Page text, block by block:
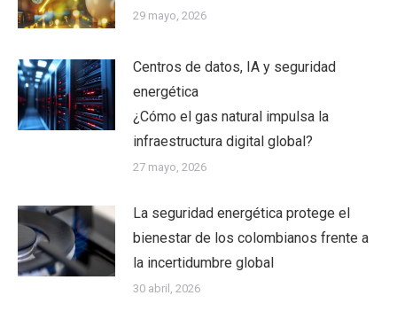
29 mayo, 2026
Centros de datos, IA y seguridad
energética
¿Cómo el gas natural impulsa la
infraestructura digital global?
27 mayo, 2026
La seguridad energética protege el
bienestar de los colombianos frente a
la incertidumbre global
30 abril, 2026